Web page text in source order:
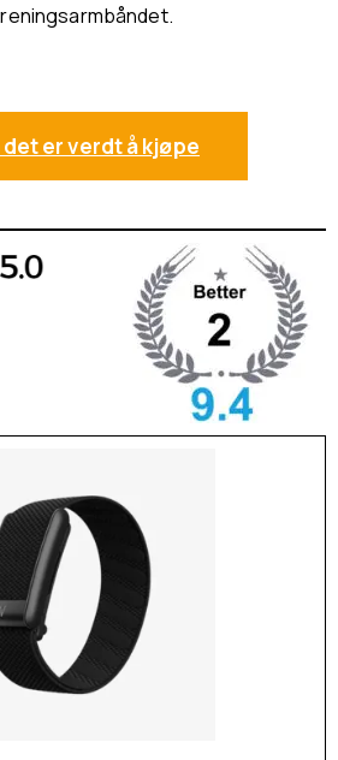
det er verdt å kjøpe